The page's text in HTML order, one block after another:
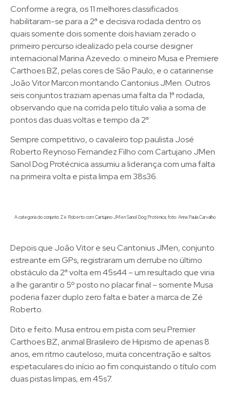
Conforme a regra, os 11 melhores classificados
habilitaram-se para a 2ª e decisiva rodada dentro os
quais somente dois somente dois haviam zerado o
primeiro percurso idealizado pela course designer
internacional Marina Azevedo: o mineiro Musa e Premiere
Carthoes BZ, pelas cores de São Paulo, e o catarinense
João Vitor Marcon montando Cantonius JMen. Outros
seis conjuntos traziam apenas uma falta da 1ª rodada,
observando que na corrida pelo título valia a soma de
pontos das duas voltas e tempo da 2ª.
Sempre competitivo, o cavaleiro top paulista José
Roberto Reynoso Fernandez Filho com Cartujano JMen
Sanol Dog Protécnica assumiu a liderança com uma falta
na primeira volta e pista limpa em 38s36.
A categoria do conjunto Zé Roberto com Cartujano JMen Sanol Dog Proténica; foto: Anna Paula Carvalho
Depois que João Vitor e seu Cantonius JMen, conjunto
estreante em GPs, registraram um derrube no último
obstáculo da 2ª volta em 45s44 – um resultado que viria
a lhe garantir o 5º posto no placar final – somente Musa
poderia fazer duplo zero falta e bater a marca de Zé
Roberto.
Dito e feito. Musa entrou em pista com seu Premier
Carthoes BZ, animal Brasileiro de Hipismo de apenas 8
anos, em ritmo cauteloso, muita concentração e saltos
espetaculares do início ao fim conquistando o título com
duas pistas limpas, em 45s7.